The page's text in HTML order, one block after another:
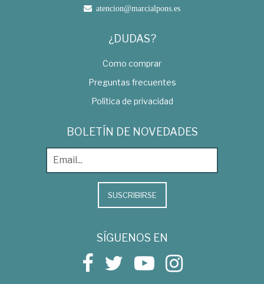
atencion@marcialpons.es
¿DUDAS?
Como comprar
Preguntas frecuentes
Política de privacidad
BOLETÍN DE NOVEDADES
SUSCRIBIRSE
SÍGUENOS EN